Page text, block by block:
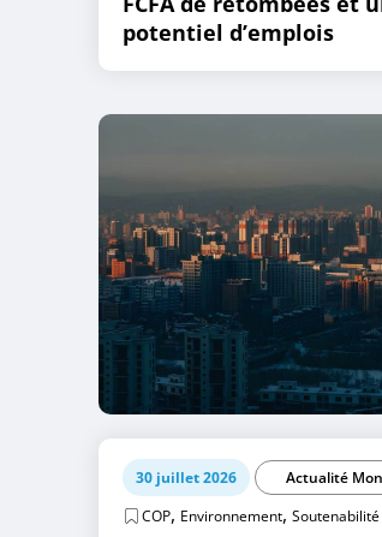
potentiel d’emplois
30 juillet 2026
Actualité
COP, Environnement, Soutenabilité